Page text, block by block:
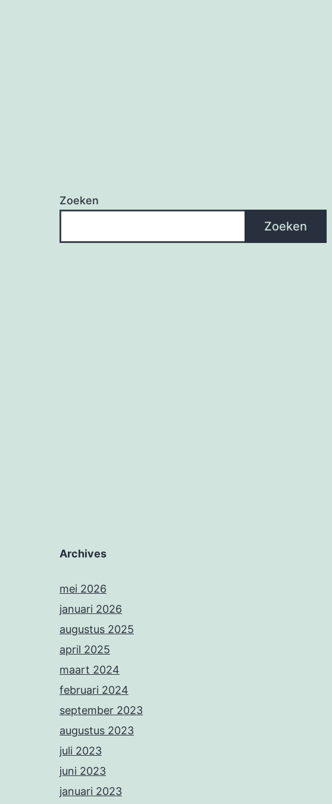
Zoeken
Zoeken
Archives
mei 2026
januari 2026
augustus 2025
april 2025
maart 2024
februari 2024
september 2023
augustus 2023
juli 2023
juni 2023
januari 2023